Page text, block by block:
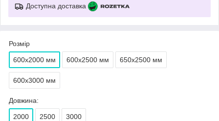
Доступна доставка
Розмір
600х2000 мм 600х2500 мм 650х2500 мм
600х3000 мм
Довжина:
2000 2500 3000